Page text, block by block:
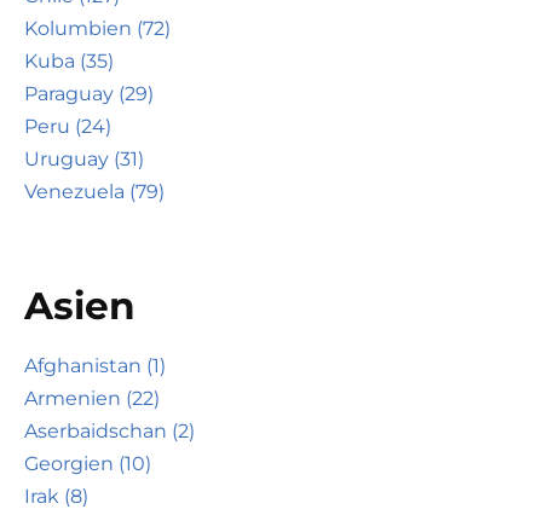
Kolumbien (72)
Kuba (35)
Paraguay (29)
Peru (24)
Uruguay (31)
Venezuela (79)
Asien
Afghanistan (1)
Armenien (22)
Aserbaidschan (2)
Georgien (10)
Irak (8)